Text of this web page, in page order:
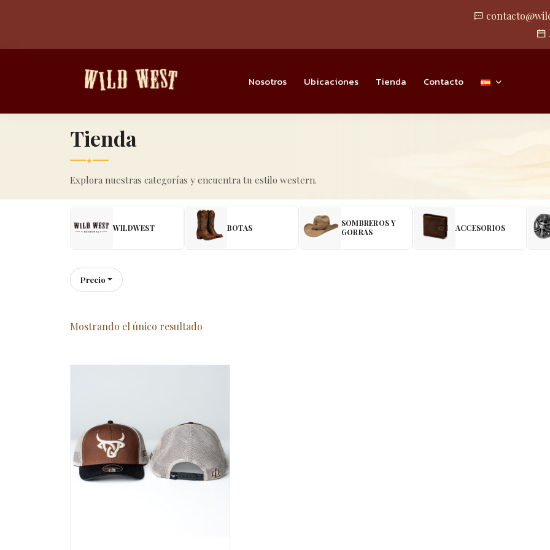
Nosotros Ubicaciones Tienda Contacto
Tienda
★
Explora nuestras categorías y encuentra tu estilo western.
WILDWEST BOTAS
SOMBREROS Y
GORRAS
ACCESORIOS
Precio
Mostrando el único resultado